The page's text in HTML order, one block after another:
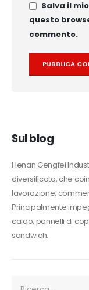
Salva il
questo
commento.
Sul blog
Henan Gengfei
diversificata, che
lavorazione,
Principalmente
caldo, pannelli di
sandwich.